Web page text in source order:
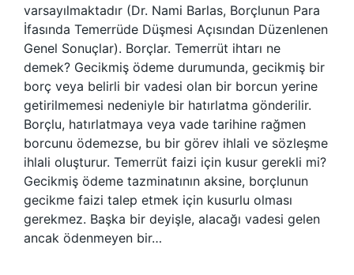
varsayılmaktadır (Dr. Nami Barlas, Borçlunun Para
İfasında Temerrüde Düşmesi Açısından Düzenlenen
Genel Sonuçlar). Borçlar. Temerrüt ihtarı ne
demek? Gecikmiş ödeme durumunda, gecikmiş bir
borç veya belirli bir vadesi olan bir borcun yerine
getirilmemesi nedeniyle bir hatırlatma gönderilir.
Borçlu, hatırlatmaya veya vade tarihine rağmen
borcunu ödemezse, bu bir görev ihlali ve sözleşme
ihlali oluşturur. Temerrüt faizi için kusur gerekli mi?
Gecikmiş ödeme tazminatının aksine, borçlunun
gecikme faizi talep etmek için kusurlu olması
gerekmez. Başka bir deyişle, alacağı vadesi gelen
ancak ödenmeyen bir…